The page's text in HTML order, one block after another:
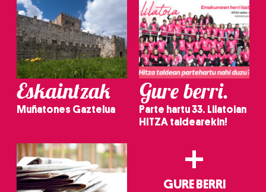
Eskaintzak
Muñatones Gaztelua
Gure berri.
Parte hartu 33. Lilatoian
HITZA taldearekin!
+
GURE BERRI